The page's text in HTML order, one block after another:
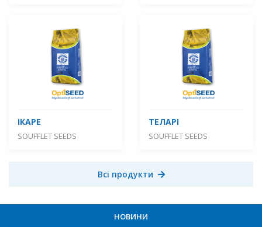
ІКАРЕ
SOUFFLET SEEDS
ТЕЛАРІ
SOUFFLET SEEDS
Всі продукти
НОВИНИ